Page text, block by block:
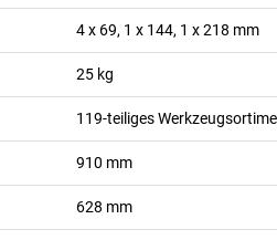
4 x 69, 1 x 144, 1 x 218 mm
25 kg
119-teiliges
910 mm
628 mm